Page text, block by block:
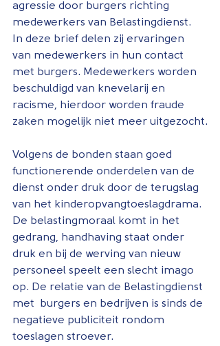
agressie door burgers richting
medewerkers van Belastingdienst.
In deze brief delen zij ervaringen
van medewerkers in hun contact
met burgers. Medewerkers worden
beschuldigd van knevelarij en
racisme, hierdoor worden fraude
zaken mogelijk niet meer uitgezocht.
Volgens de bonden staan goed
functionerende onderdelen van de
dienst onder druk door de terugslag
van het kinderopvangtoeslagdrama.
De belastingmoraal komt in het
gedrang, handhaving staat onder
druk en bij de werving van nieuw
personeel speelt een slecht imago
op. De relatie van de Belastingdienst
met  burgers en bedrijven is sinds de
negatieve publiciteit rondom
toeslagen stroever.